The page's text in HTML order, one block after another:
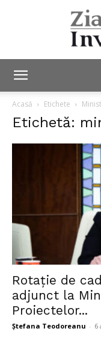
Acasă Etichete
Etichetă:
Rotație de
adjunct la
Proiectelor...
Ștefana Teodoreanu - 6